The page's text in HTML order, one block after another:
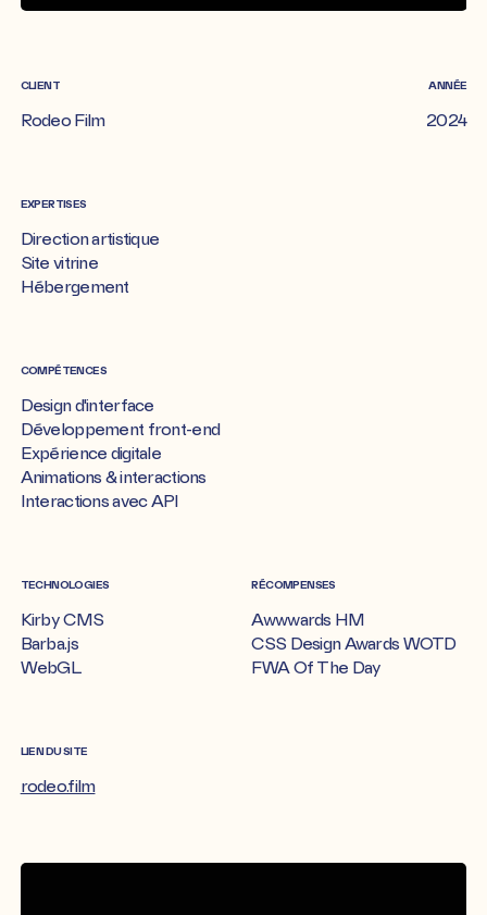
CLIENT
Rodeo Film
ANNÉE
2024
EXPERTISES
Direction artistique
Site vitrine
Hébergement
COMPÉTENCES
Design d'interface
Développement front-end
Expérience digitale
Animations & interactions
Interactions avec API
TECHNOLOGIES
Kirby CMS
Barba.js
WebGL
RÉCOMPENSES
Awwwards HM
CSS Design Awards WOTD
FWA Of The Day
LIEN DU SITE
rodeo.film